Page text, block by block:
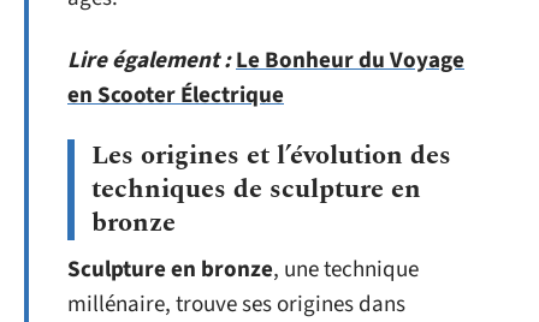
Lire également :Le Bonheur du Voyage
en Scooter Électrique
Les origines et l’évolution des
techniques de sculpture en
bronze
Sculpture en bronze, une technique
millénaire, trouve ses origines dans